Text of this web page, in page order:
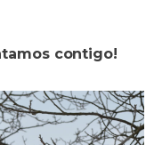
contigo!